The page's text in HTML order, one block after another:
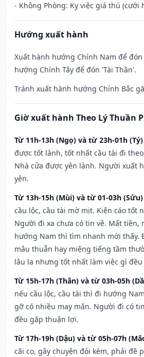
- Không Phòng: Kỵ việc giá thú (cưới
Hướng xuất hành
Xuất hành hướng Chính Nam để đón
hướng Chính Tây để đón 'Tài Thần'.
Tránh xuất hành hướng Chính Bắc
Giờ xuất hành Theo Lý Thuần
Từ 11h-13h (Ngọ) và từ 23h-01h (Tý)
được tốt lành, tốt nhất cầu tài đi
Nhà cửa được yên lành. Người xuất
yên.
Từ 13h-15h (Mùi) và từ 01-03h (Sửu)
cầu lộc, cầu tài mờ mịt. Kiện cáo tốt
Người đi xa chưa có tin về. Mất tiền,
hướng Nam thì tìm nhanh mới thấy.
mâu thuẫn hay miệng tiếng tầm
lâu la nhưng tốt nhất làm việc gì đều
Từ 15h-17h (Thân) và từ 03h-05h
nếu cầu lộc, cầu tài thì đi hướng
gỡ có nhiều may mắn. Người đi có
đều gặp thuận lợi.
Từ 17h-19h (Dậu) và từ 05h-07h
cãi cọ, gây chuyện đói kém, phải đề